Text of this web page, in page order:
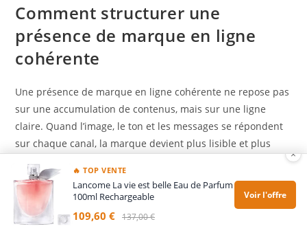
Comment structurer une
présence de marque en ligne
cohérente
Une présence de marque en ligne cohérente ne repose pas
sur une accumulation de contenus, mais sur une ligne
claire. Quand l’image, le ton et les messages se répondent
sur chaque canal, la marque devient plus lisible et plus
×
🔥 TOP VENTE
Lancome La vie est belle Eau de Parfum
100ml Rechargeable
109,60 € 137,00 €
Voir l'offre